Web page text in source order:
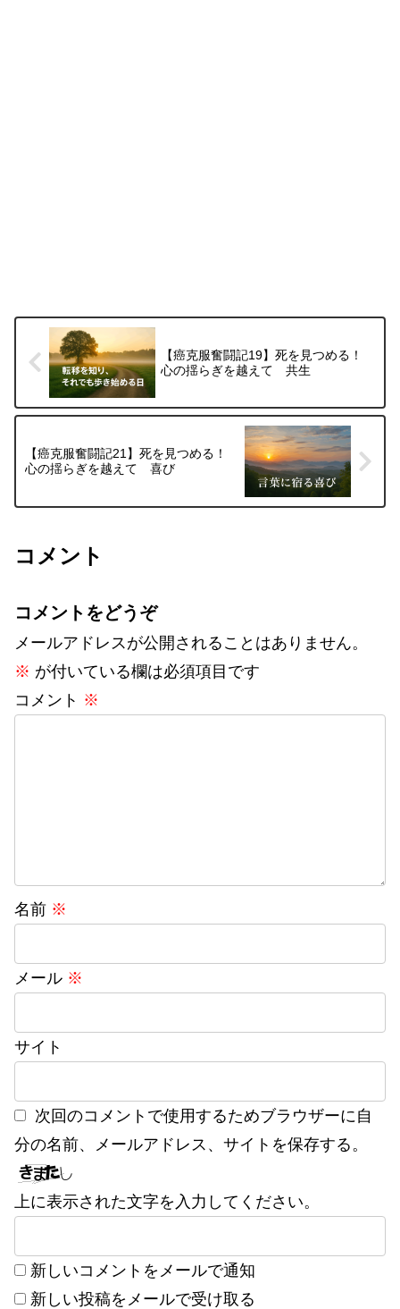
【癌克服奮闘記19】死を見つめる！
心の揺らぎを越えて 共生
【癌克服奮闘記21】死を見つめる！
心の揺らぎを越えて 喜び
コメント
コメントをどうぞ
メールアドレスが公開されることはありません。
※ が付いている欄は必須項目です
コメント ※
名前 ※
メール ※
サイト
次回のコメントで使用するためブラウザーに自
分の名前、メールアドレス、サイトを保存する。
上に表示された文字を入力してください。
新しいコメントをメールで通知
新しい投稿をメールで受け取る